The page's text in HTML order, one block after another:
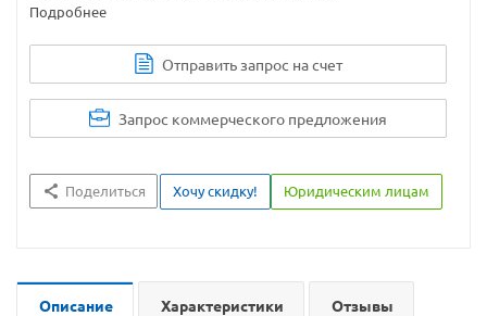
Подробнее
Отправить запрос на счет
Запрос коммерческого предложения
Поделиться Хочу скидку! Юридическим лицам
Описание Характеристики Отзывы